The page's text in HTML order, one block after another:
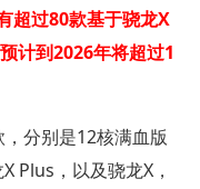
超过80款基于骁龙X
计到2026年将超过1
分别是12核满血版
Plus，以及骁龙X，